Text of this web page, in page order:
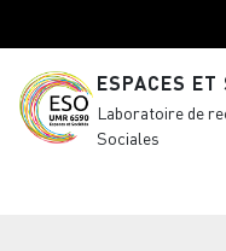
ESPACES ET
Laboratoire de
Sociales